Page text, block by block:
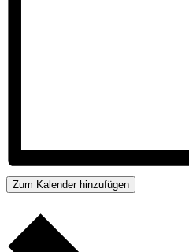
Zum Kalender hinzufügen